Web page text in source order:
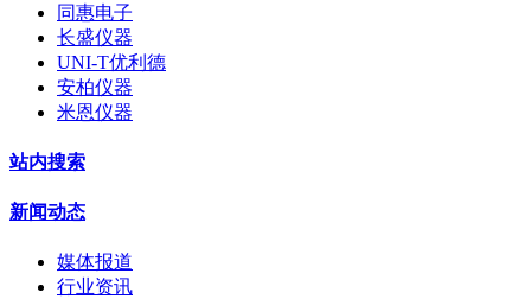
同惠电子
长盛仪器
UNI-T优利德
安柏仪器
米恩仪器
站内搜索
新闻动态
媒体报道
行业资讯